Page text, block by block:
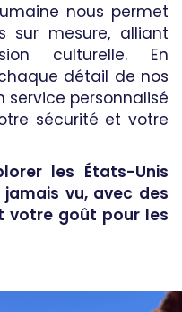
nous permet
sur mesure, alliant
culturelle. En
détail de nos
service personnalisé
sécurité et votre
les États-Unis
vu, avec des
votre goût pour les